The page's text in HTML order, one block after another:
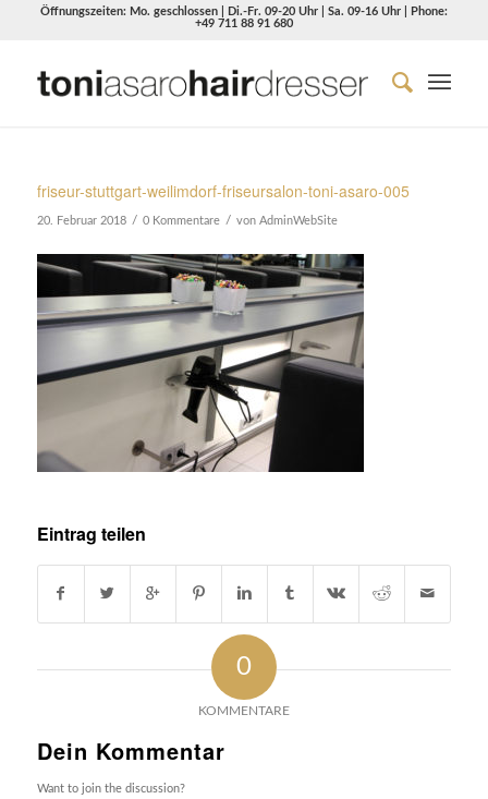
Öffnungszeiten: Mo. geschlossen | Di.-Fr. 09-20 Uhr | Sa. 09-16 Uhr | Phone:
+49 711 88 91 680
friseur-stuttgart-weilimdorf-friseursalon-toni-asaro-005
20. Februar 2018 / 0 Kommentare / von AdminWebSite
Eintrag teilen
0
KOMMENTARE
Dein Kommentar
Want to join the discussion?